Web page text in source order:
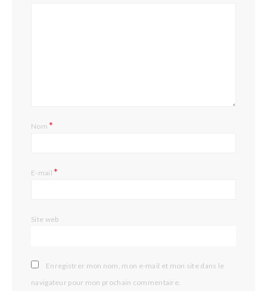
Nom*
E-mail*
Site web
Enregistrer mon nom, mon e-mail et mon site dans le
navigateur pour mon prochain commentaire.